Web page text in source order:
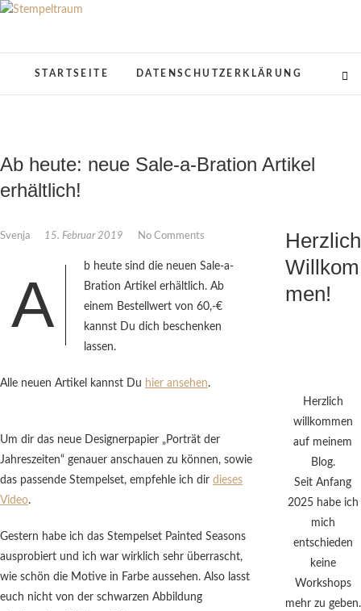
Skip
Stempeltraum
STARTSEITE DATENSCHUTZERKLÄRUNG
Ab heute: neue Sale-a-Bration Artikel
erhältlich!
Svenja 15. Februar 2019 No Comments
A
b heute sind die neuen Sale-a-
Bration Artikel erhältlich. Ab
einem Bestellwert von 60,-€
kannst Du dich beschenken
lassen.
Alle neuen Artikel kannst Du hier ansehen.
Um dir das neue Designerpapier „Porträt der
Jahreszeiten“ genauer anschauen zu können, sowie
das passende Stempelset, empfehle ich dir dieses
Video.
Gestern habe ich das Stempelset Painted Seasons
ausprobiert und ich war wirklich sehr überrascht,
wie schön die Motive in Farbe aussehen. Also lasst
euch nicht von der schwarzen Abbildung
Herzlich
Willkom
men!
Herzlich
willkommen
auf meinem
Blog.
Seit Anfang
2025 habe ich
mich
entschieden
keine
Workshops
mehr zu geben.